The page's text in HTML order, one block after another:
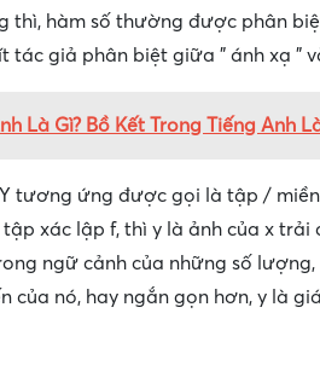
thì, hàm số thường được phân
giả phân biệt giữa ” ánh xạ ”
Là Gì? Bồ Kết Trong Tiếng Anh
tương ứng được gọi là tập /
tập xác lập f, thì y là ảnh của x
ngữ cảnh của những số
của nó, hay ngắn gọn hơn, y là